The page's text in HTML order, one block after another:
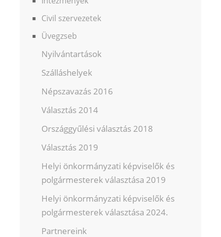
Civil szervezetek
Üvegzseb
Nyilvántartások
Szálláshelyek
Népszavazás 2016
Választás 2014
Országgyűlési választás 2018
Választás 2019
Helyi önkormányzati képviselők és
polgármesterek választása 2019
Helyi önkormányzati képviselők és
polgármesterek választása 2024.
Partnereink